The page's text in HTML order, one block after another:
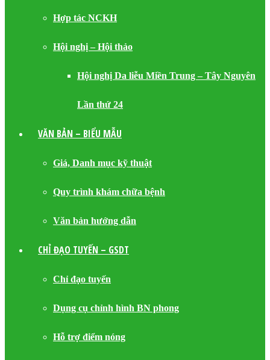
Hợp tác NCKH
Hội nghị – Hội thảo
Hội nghị Da liễu Miền Trung – Tây Nguyên
Lần thứ 24
VĂN BẢN – BIỂU MẪU
Giá, Danh mục kỹ thuật
Quy trình khám chữa bệnh
Văn bản hướng dẫn
CHỈ ĐẠO TUYẾN – GSDT
Chỉ đạo tuyến
Dụng cụ chỉnh hình BN phong
Hỗ trợ điểm nóng